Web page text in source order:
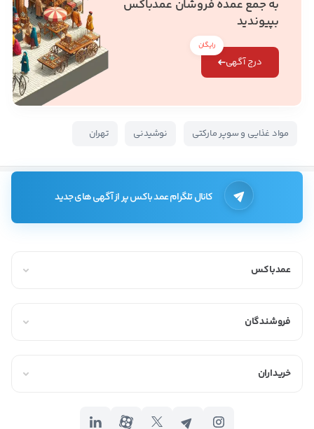
به جمع عمده فروشان عمدباکس
بپیوندید
درج آگهی
رایگان
مواد غذایی و سوپر مارکتی نوشیدنی تهران
کانال تلگرام عمد باکس پر از آگهی های جدید
عمدباکس
فروشندگان
خریداران